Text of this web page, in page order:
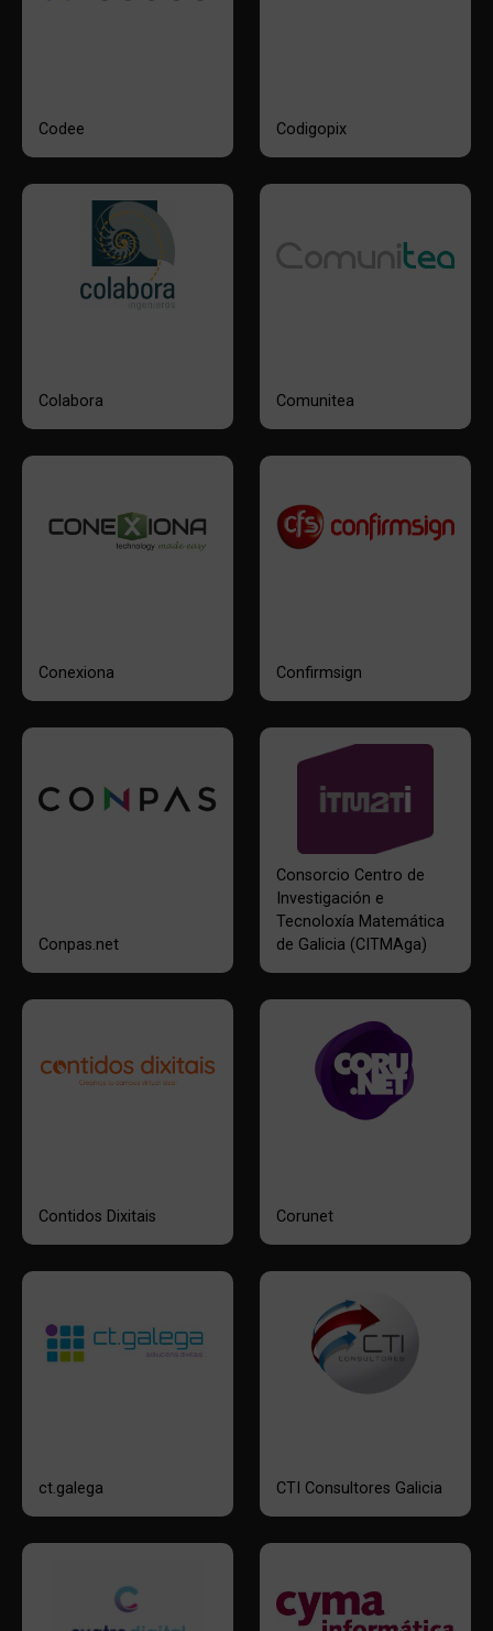
Codee Codigopix
Colabora Comunitea
Conexiona Confirmsign
Conpas.net
Consorcio Centro de
Investigación e
Tecnoloxía Matemática
de Galicia (CITMAga)
Contidos Dixitais Corunet
ct.galega CTI Consultores Galicia